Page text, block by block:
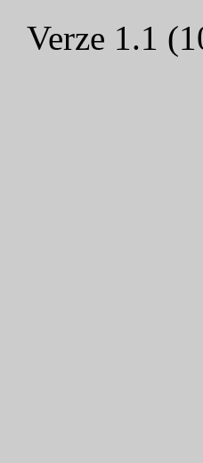
Verze 1.1